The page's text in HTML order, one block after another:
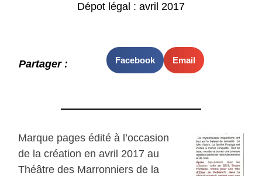
Dépot légal : avril 2017
Partager : Facebook Email
Marque pages édité à l’occasion
de la création en avril 2017 au
Théâtre des Marronniers de la